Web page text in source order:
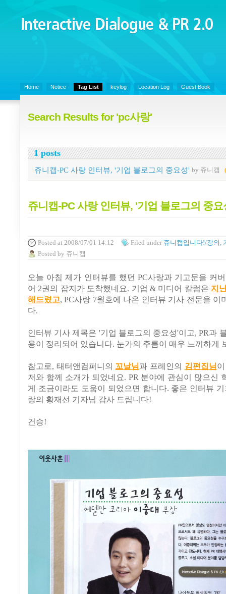
Interactive Dialogue &
PR 2.0
Home Notice Tag List keylog Location Log Guest Book
Search Results for 'pc사랑'
1 posts
쥬니캡-PC 사랑 인터뷰, '기업 블로그의 중요성' by 쥬니캡
쥬니캡-PC 사랑 인터뷰, '기업 블로그의 중요
Posted at 2008/07/01 14:12 Filed under 쥬니캡입니다!/강의,
Posted by 쥬니캡
오늘 아침 제가 인터뷰를 했던 PC사랑과 기고문을 커
어 2권의 잡지가 도착했네요. 기업 & 미디어 칼럼은 지
해드렸고, PC사랑 7월호에 나온 인터뷰 기사 전문을 이
다.
인터뷰 기사 제목은 '기업 블로그의 중요성'이고, PR과
용이 정리되어 있습니다. 눈가의 주름이 매우 느끼하게
참고로, 태터앤컴퍼니의 꼬날님과 프레인의 김편집님
저와 함께 소개가 되었네요. PR 분야에 관심이 많으신
게 조금이라도 도움이 되었으면 합니다. 좋은 인터뷰
랑의 황재선 기자님 감사 드립니다!
건승!